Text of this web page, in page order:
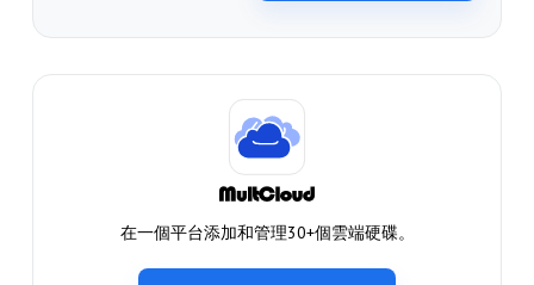
在一個平台添加和管理30+個雲端硬碟。